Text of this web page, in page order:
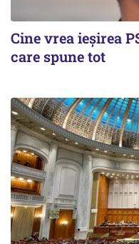
Cine vrea ieșirea
care spune tot